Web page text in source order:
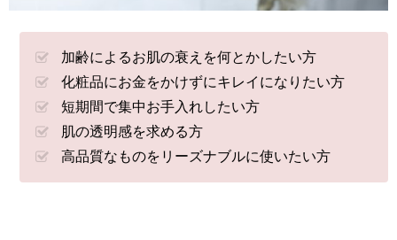
加齢によるお肌の衰えを何とかしたい方
化粧品にお金をかけずにキレイになりたい方
短期間で集中お手入れしたい方
肌の透明感を求める方
高品質なものをリーズナブルに使いたい方